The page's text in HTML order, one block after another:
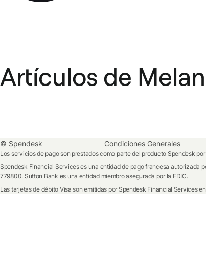
Artículos de
© Spendesk Condiciones Generales
Los servicios de pago son prestados como parte del producto Spendesk
Spendesk Financial Services es una entidad de pago francesa autorizada
779800. Sutton Bank es una entidad miembro asegurada por la FDIC.
Las tarjetas de débito Visa son emitidas por Spendesk Financial Services